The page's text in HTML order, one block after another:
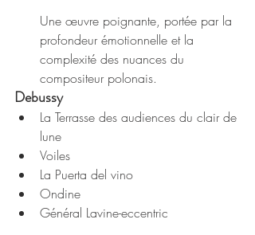
Une œuvre poignante, portée par la
profondeur émotionnelle et la
complexité des nuances du
compositeur polonais.
Debussy
La Terrasse des audiences du clair de
lune
Voiles
La Puerta del vino
Ondine
Général Lavine-eccentric